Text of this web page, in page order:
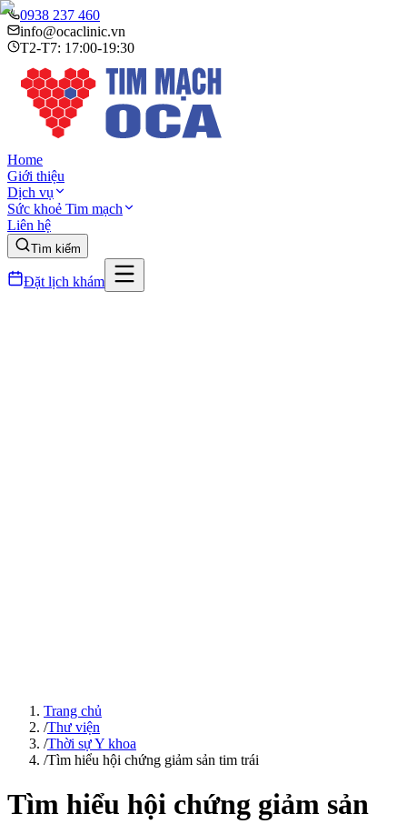
0938 237 460
info@ocaclinic.vn
T2-T7: 17:00-19:30
Home
Giới thiệu
Dịch vụ
Sức khoẻ Tim mạch
Liên hệ
Tìm kiếm
Đặt lịch khám
Trang chủ
/Thư viện
/Thời sự Y khoa
/Tìm hiểu hội chứng giảm sản tim trái
Tìm hiểu hội chứng giảm sản